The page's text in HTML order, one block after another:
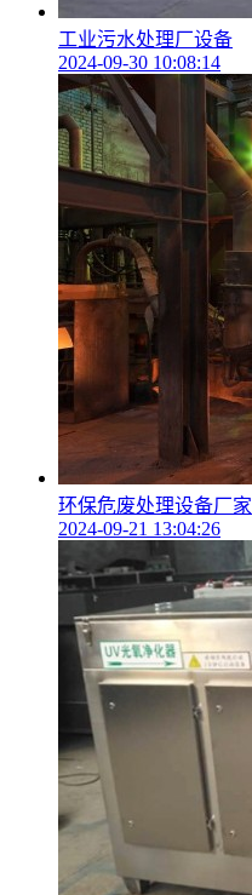
工业污水处理厂设备
2024-09-30 10:08:14
环保危废处理设备厂家
2024-09-21 13:04:26